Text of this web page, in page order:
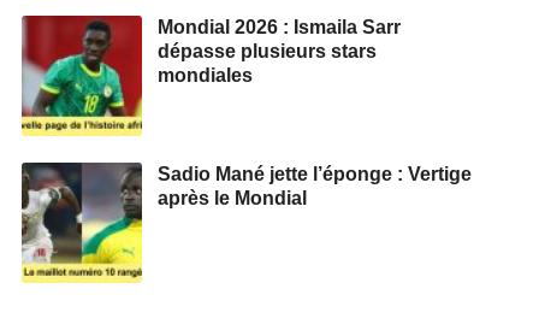
Mondial 2026 : Ismaila Sarr
dépasse plusieurs stars
mondiales
Sadio Mané jette l’éponge : Vertige
après le Mondial